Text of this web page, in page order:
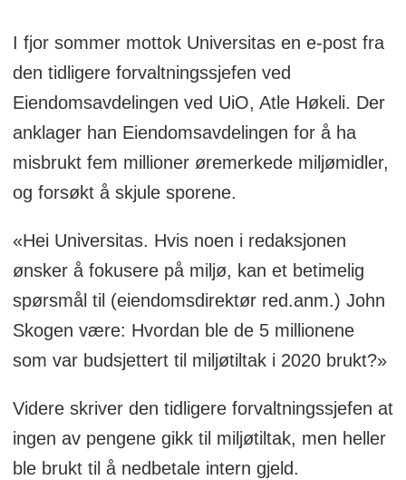
I fjor sommer mottok Universitas en e-post fra
den tidligere forvaltningssjefen ved
Eiendomsavdelingen ved UiO, Atle Høkeli. Der
anklager han Eiendomsavdelingen for å ha
misbrukt fem millioner øremerkede miljømidler,
og forsøkt å skjule sporene.
«Hei Universitas. Hvis noen i redaksjonen
ønsker å fokusere på miljø, kan et betimelig
spørsmål til (eiendomsdirektør red.anm.) John
Skogen være: Hvordan ble de 5 millionene
som var budsjettert til miljøtiltak i 2020 brukt?»
Videre skriver den tidligere forvaltningssjefen at
ingen av pengene gikk til miljøtiltak, men heller
ble brukt til å nedbetale intern gjeld.